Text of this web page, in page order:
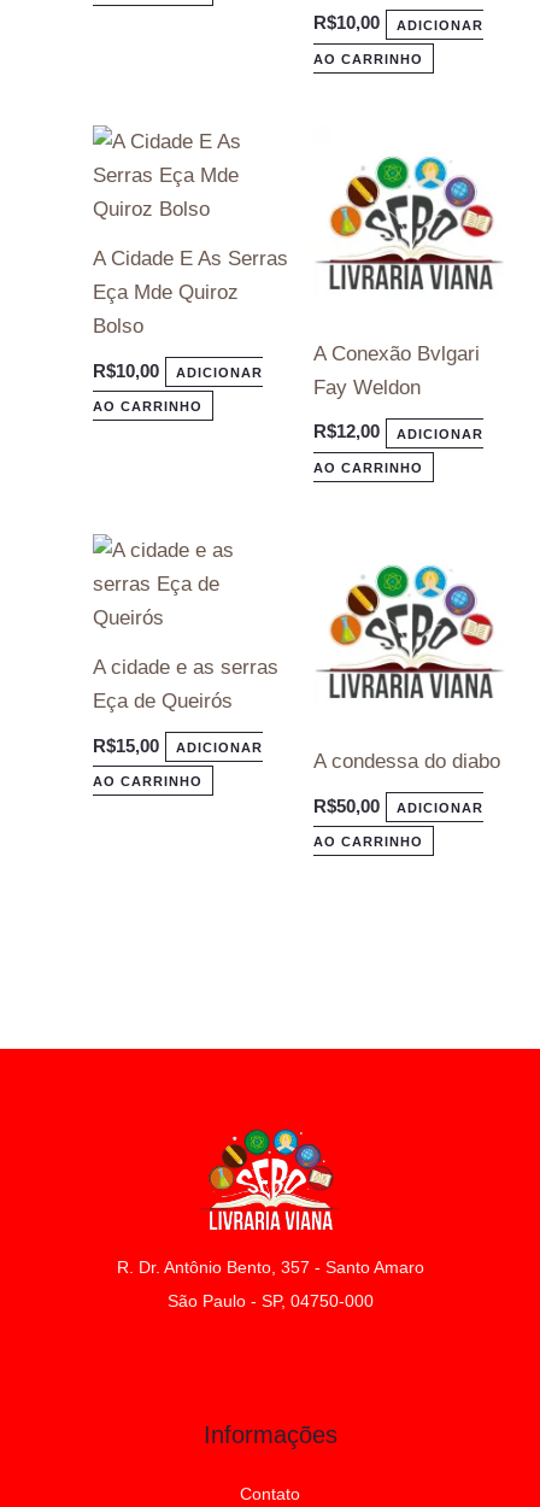
R$10,00 ADICIONAR
AO CARRINHO
A Cidade E As Serras
Eça Mde Quiroz
Bolso
R$10,00 ADICIONAR
AO CARRINHO
A Conexão Bvlgari
Fay Weldon
R$12,00 ADICIONAR
AO CARRINHO
A cidade e as serras
Eça de Queirós
R$15,00 ADICIONAR
AO CARRINHO
A condessa do diabo
R$50,00 ADICIONAR
AO CARRINHO
R. Dr. Antônio Bento, 357 - Santo Amaro
São Paulo - SP, 04750-000
Informações
Contato